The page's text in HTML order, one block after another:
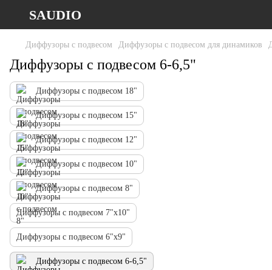
SAUDIO
Диффузоры с подвесом Диффузоры с подвесом для динамиков
Диффузоры с подвесом 6-6,5"
Диффузоры с подвесом 18"
Диффузоры с подвесом 15"
Диффузоры с подвесом 12"
Диффузоры с подвесом 10"
Диффузоры с подвесом 8"
Диффузоры с подвесом 7"х10"
Диффузоры с подвесом 6"х9"
Диффузоры с подвесом 6-6,5"